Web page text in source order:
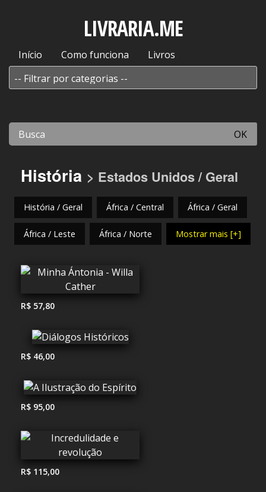
LIVRARIA.ME
Início Como funciona Livros
OK
História > Estados Unidos / Geral
História / Geral África / Central África / Geral
África / Leste África / Norte Mostrar mais [+]
R$ 57,80
R$ 46,00
R$ 95,00
R$ 115,00